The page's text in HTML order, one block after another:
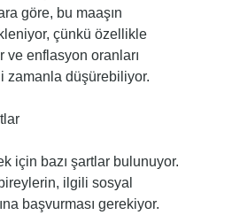
göre, bu maaşın
çünkü özellikle
ve enflasyon oranları
zamanla düşürebiliyor.
için bazı şartlar bulunuyor.
ilgili sosyal
başvurması gerekiyor.